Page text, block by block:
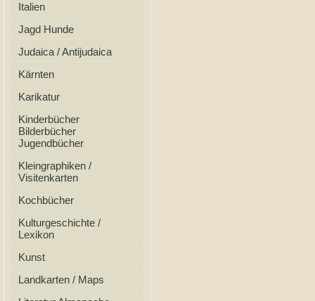
Italien
Jagd Hunde
Judaica / Antijudaica
Kärnten
Karikatur
Kinderbücher
Bilderbücher
Jugendbücher
Kleingraphiken /
Visitenkarten
Kochbücher
Kulturgeschichte /
Lexikon
Kunst
Landkarten / Maps